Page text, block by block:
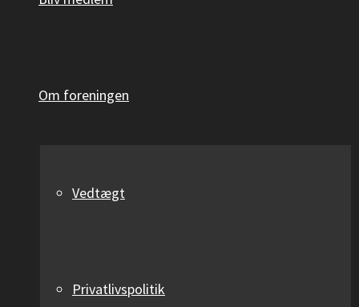
Om foreningen
Vedtægt
Privatlivspolitik